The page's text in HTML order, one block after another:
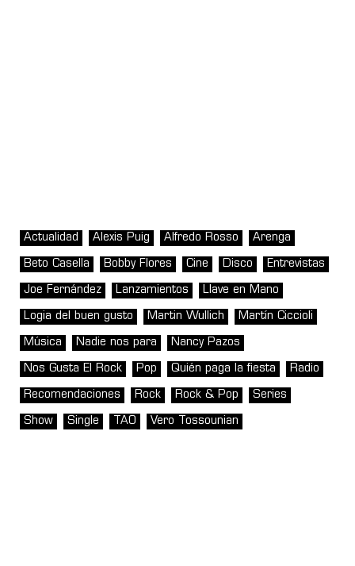
Actualidad Alexis Puig Alfredo Rosso Arenga
Beto Casella Bobby Flores Cine Disco Entrevistas
Joe Fernández Lanzamientos Llave en Mano
Logia del buen gusto Martin Wullich Martín Ciccioli
Música Nadie nos para Nancy Pazos
Nos Gusta El Rock Pop Quién paga la fiesta Radio
Recomendaciones Rock Rock & Pop Series
Show Single TAO Vero Tossounian